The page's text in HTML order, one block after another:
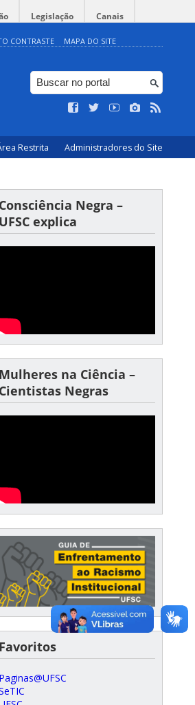
Legislação Canais
CONTRASTE MAPA DO SITE
Restrita Administradores do Site
Consciência Negra –
UFSC explica
Mulheres na Ciência –
Cientistas Negras
Favoritos
Paginas@UFSC